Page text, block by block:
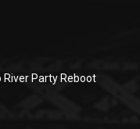
River Party Reboot